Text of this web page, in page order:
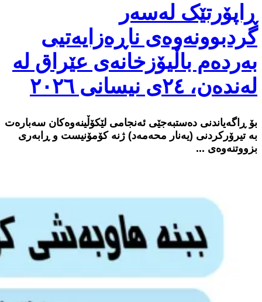
ڕاپۆرتێک لەسەر
گردبوونەوەی ناڕەزایەتیی
بەردەم باڵیۆزخانەی عێراق لە
لەندەن، ٢٤ی نیسانی ٢٠٢٦
بۆ ڕاگەیاندنی دەستبەجێی ئەنجامی لێکۆڵینەوەکان سەبارەت
بە تیرۆرکردنی (یەنار محەمەد) ژنە کۆمۆنیست و ڕابەری
بزووتنەوەی ...